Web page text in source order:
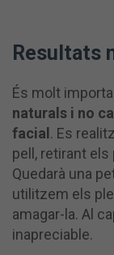
Resultats
És molt
naturals i no
facial . Es
pell, retirant
Quedarà una
utilitzem els
amagar-la. Al
inapreciable.